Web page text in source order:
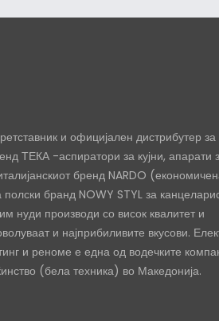
и официјален дистрибутер за
ТЕКА -аспиратори за кујни, апарати
бренд NARDO
бранд NOWY STYL за
нуди производи со висок квалитет и
и најприбиливите вкусови.
и реноме е една од водечките
(бела техника) во Македонија.